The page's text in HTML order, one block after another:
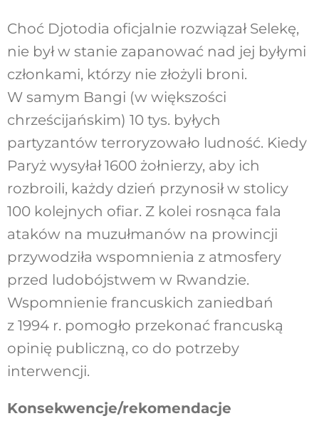
Choć Djotodia oficjalnie rozwiązał Selekę,
nie był w stanie zapanować nad jej byłymi
członkami, którzy nie złożyli broni.
W samym Bangi (w większości
chrześcijańskim) 10 tys. byłych
partyzantów terroryzowało ludność. Kiedy
Paryż wysyłał 1600 żołnierzy, aby ich
rozbroili, każdy dzień przynosił w stolicy
100 kolejnych ofiar. Z kolei rosnąca fala
ataków na muzułmanów na prowincji
przywodziła wspomnienia z atmosfery
przed ludobójstwem w Rwandzie.
Wspomnienie francuskich zaniedbań
z 1994 r. pomogło przekonać francuską
opinię publiczną, co do potrzeby
interwencji.
Konsekwencje/rekomendacje